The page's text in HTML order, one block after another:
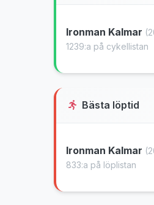
Ironman Kalmar
1239:a på cykellistan
Bästa löptid
Ironman Kalmar
833:a på löplistan